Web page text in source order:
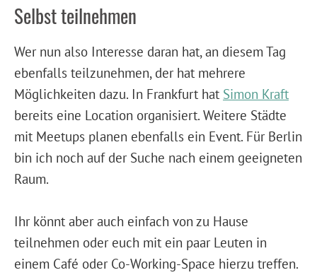
Selbst teilnehmen
Wer nun also Interesse daran hat, an diesem Tag
ebenfalls teilzunehmen, der hat mehrere
Möglichkeiten dazu. In Frankfurt hat Simon Kraft
bereits eine Location organisiert. Weitere Städte
mit Meetups planen ebenfalls ein Event. Für Berlin
bin ich noch auf der Suche nach einem geeigneten
Raum.
Ihr könnt aber auch einfach von zu Hause
teilnehmen oder euch mit ein paar Leuten in
einem Café oder Co-Working-Space hierzu treffen.